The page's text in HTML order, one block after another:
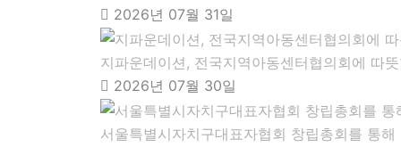
2026년 07월 31일
지파운데이션, 전국지역아동센터협의회에 따
2026년 07월 30일
서울특별시자치구대표자협회 창립총회를 통